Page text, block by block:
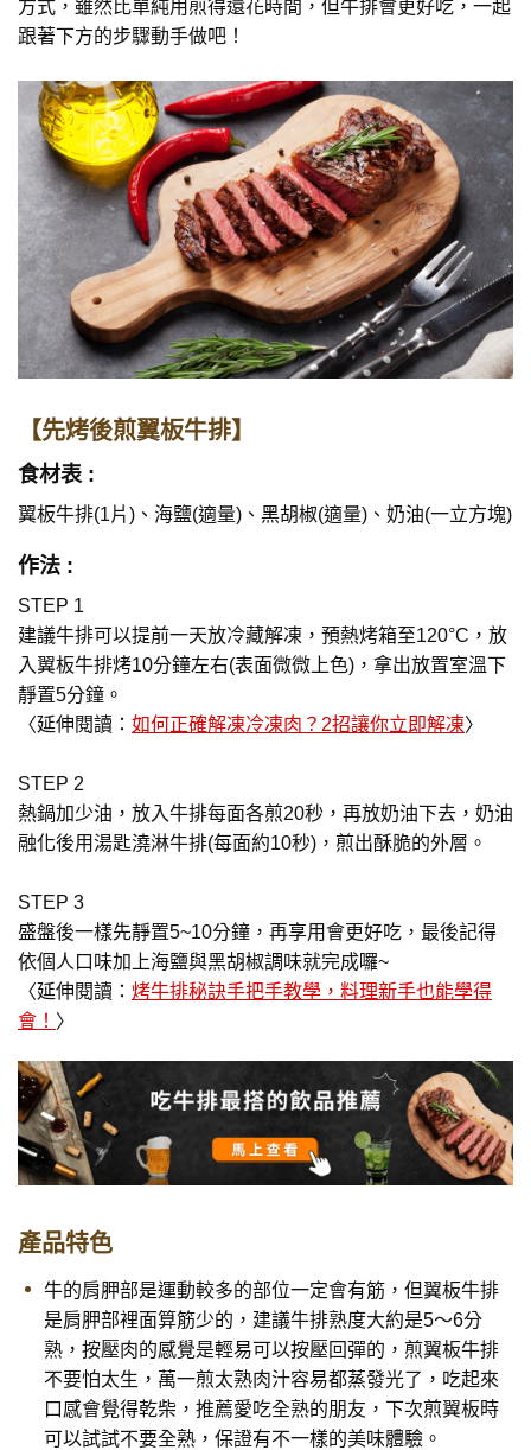
方式，雖然比單純用煎得還花時間，但牛排會更好吃，一起
跟著下方的步驟動手做吧！
【先烤後煎翼板牛排】
食材表 :
翼板牛排(1片)、海鹽(適量)、黑胡椒(適量)、奶油(一立方塊)
作法 :
STEP 1
建議牛排可以提前一天放冷藏解凍，預熱烤箱至120°C，放
入翼板牛排烤10分鐘左右(表面微微上色)，拿出放置室溫下
靜置5分鐘。
〈延伸閱讀： 如何正確解凍冷凍肉？2招讓你立即解凍〉
STEP 2
熱鍋加少油，放入牛排每面各煎20秒，再放奶油下去，奶油
融化後用湯匙澆淋牛排(每面約10秒)，煎出酥脆的外層。
STEP 3
盛盤後一樣先靜置5~10分鐘，再享用會更好吃，最後記得
依個人口味加上海鹽與黑胡椒調味就完成囉~
〈延伸閱讀： 烤牛排秘訣手把手教學，料理新手也能學得
會！ 〉
產品特色
牛的肩胛部是運動較多的部位一定會有筋，但翼板牛排
是肩胛部裡面算筋少的，建議牛排熟度大約是5～6分
熟，按壓肉的感覺是輕易可以按壓回彈的，煎翼板牛排
不要怕太生，萬一煎太熟肉汁容易都蒸發光了，吃起來
口感會覺得乾柴，推薦愛吃全熟的朋友，下次煎翼板時
可以試試不要全熟，保證有不一樣的美味體驗。